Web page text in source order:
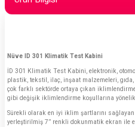
Nüve ID 301 Klimatik Test Kabini
İD 301 Klimatik Test Kabini, elektronik,
plastik, tekstil, ilaç, inşaat malzemeleri,
çok farklı sektörde ortaya çıkan
gibi değişik iklimlendirme koşullarına
Sürekli olarak en iyi iklim şartlarını
yerleştirilmiş 7’’ renkli dokunmatik ekran ile